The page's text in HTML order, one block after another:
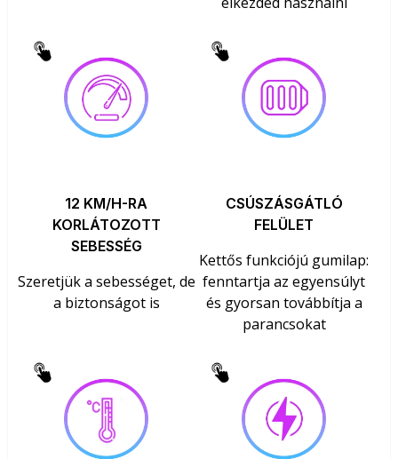
12 KM/H-RA
KORLÁTOZOTT
SEBESSÉG
Szeretjük a sebességet, de
a biztonságot is
CSÚSZÁSGÁTLÓ
FELÜLET
Kettős funkciójú gumilap:
fenntartja az egyensúlyt
és gyorsan továbbítja a
parancsokat